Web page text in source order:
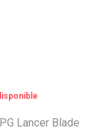
Lancer Blade